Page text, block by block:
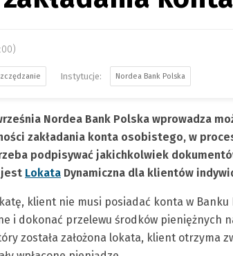
Nordea Bank Polska
Nordea Bank Polska wprowadza
zakładania konta osobistego, w
podpisywać jakichkolwiek
Lokata Dynamiczna dla klientów
klient nie musi posiadać konta w
i dokonać przelewu środków pieniężnych
została założona lokata, klient otrzyma